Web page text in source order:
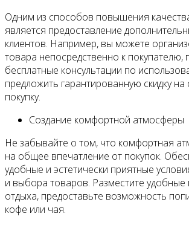
Одним из способов повышения
является предоставление
клиентов. Например, вы можете
товара непосредственно к покупателю,
бесплатные консультации по
предложить гарантированную скидку
покупку.
Создание комфортной атмосферы
Не забывайте о том, что комфортная
на общее впечатление от покупок.
удобные и эстетически приятные
и выбора товаров. Разместите удобные
отдыха, предоставьте возможность
кофе или чая.